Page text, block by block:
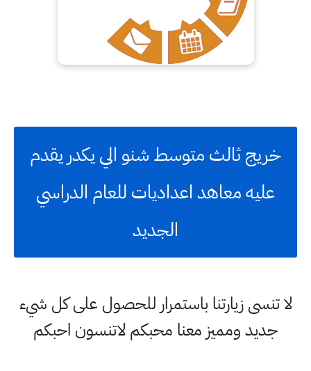
خريج ثالث متوسط شنو الي يكدر يقدم
عليه معاهد اعداديات للعام الدراسي
الجديد
لا تنسى زيارتنا باستمرار للحصول على كل شيء
جديد ومميز معنا محبكم لاتنسون احبكم